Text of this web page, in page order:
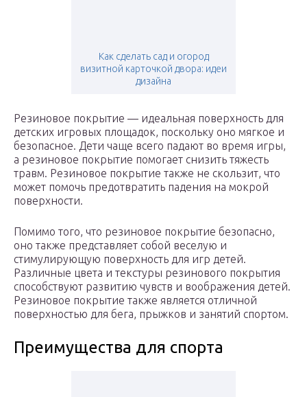
Как сделать сад и огород
визитной карточкой двора: идеи
дизайна
Резиновое покрытие — идеальная поверхность для
детских игровых площадок, поскольку оно мягкое и
безопасное. Дети чаще всего падают во время игры,
а резиновое покрытие помогает снизить тяжесть
травм. Резиновое покрытие также не скользит, что
может помочь предотвратить падения на мокрой
поверхности.
Помимо того, что резиновое покрытие безопасно,
оно также представляет собой веселую и
стимулирующую поверхность для игр детей.
Различные цвета и текстуры резинового покрытия
способствуют развитию чувств и воображения детей.
Резиновое покрытие также является отличной
поверхностью для бега, прыжков и занятий спортом.
Преимущества для спорта